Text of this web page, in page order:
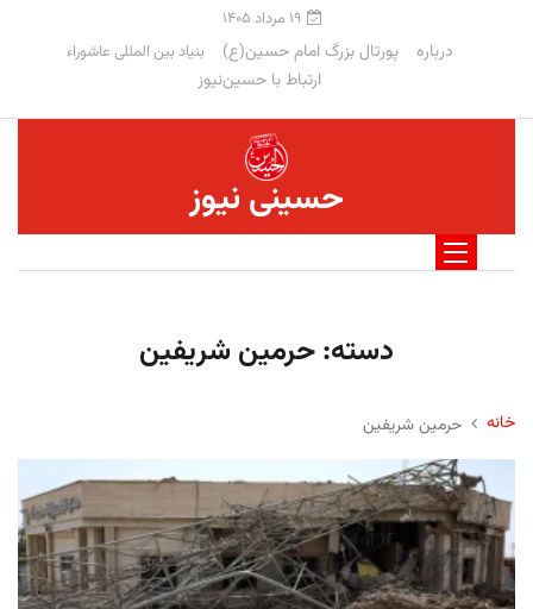
۱۹ مرداد ۱۴۰۵
درباره پورتال بزرگ امام حسین(ع) بنیاد بین المللی عاشوراء
ارتباط با حسین‌نیوز
حسینی نیوز
دسته:حرمین شریفین
خانه حرمین شریفین